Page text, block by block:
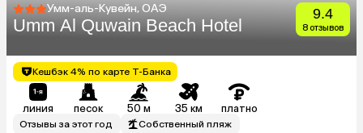
Умм-аль-Кувейн, ОАЭ
Umm Al Quwain Beach Hotel
9.4
8 отзывов
Кешбэк 4% по карте Т-Банка
линия песок 50 м 35 км платно
Отзывы за этот год Собственный пляж